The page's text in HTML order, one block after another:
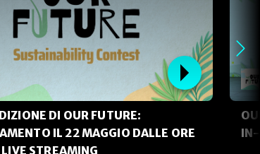
DI OUR FUTURE:
IL 22 MAGGIO DALLE ORE
STREAMING
IN-